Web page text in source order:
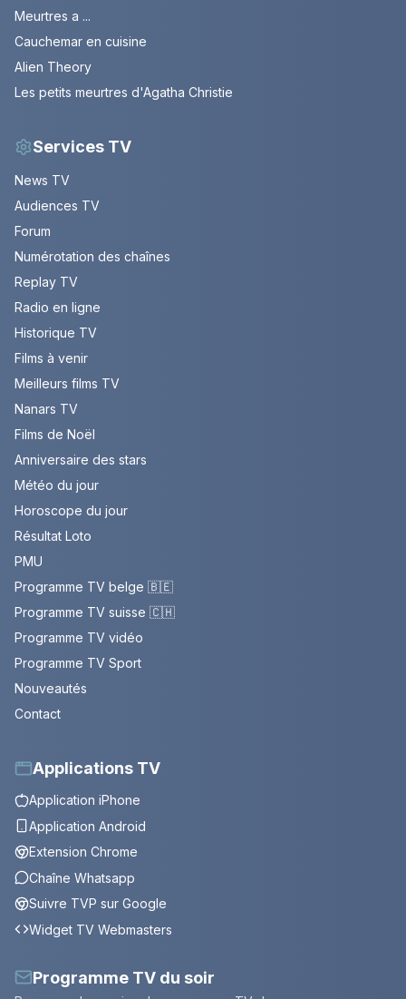
Meurtres a ...
Cauchemar en cuisine
Alien Theory
Les petits meurtres d'Agatha Christie
Services TV
News TV
Audiences TV
Forum
Numérotation des chaînes
Replay TV
Radio en ligne
Historique TV
Films à venir
Meilleurs films TV
Nanars TV
Films de Noël
Anniversaire des stars
Météo du jour
Horoscope du jour
Résultat Loto
PMU
Programme TV belge 🇧🇪
Programme TV suisse 🇨🇭
Programme TV vidéo
Programme TV Sport
Nouveautés
Contact
Applications TV
Application iPhone
Application Android
Extension Chrome
Chaîne Whatsapp
Suivre TVP sur Google
Widget TV Webmasters
Programme TV du soir